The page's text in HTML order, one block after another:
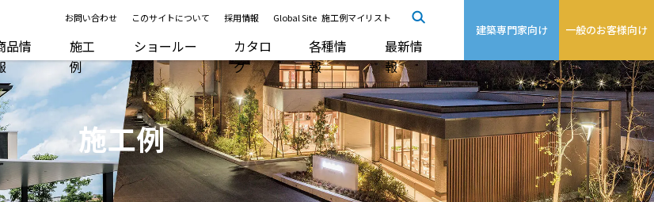
お問い合わせ このサイトについて 採用情報 Global Site 施工例マイリスト
品情
施工
例
ショールー
ム
カタロ
グ
各種情
報
最新情
報
建築専門家向け 一般のお客様向け
施工例